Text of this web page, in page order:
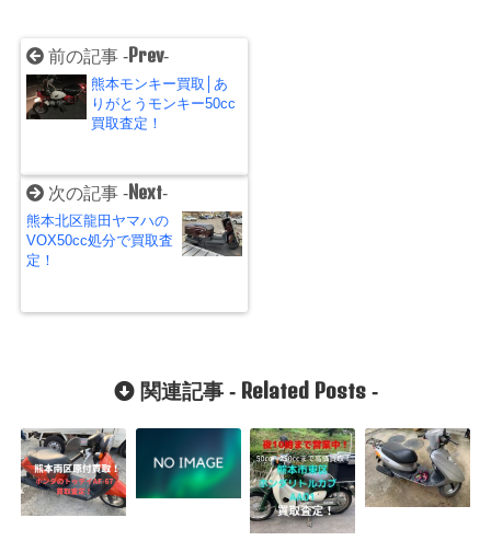
前の記事 -Prev-
熊本モンキー買取│あ
りがとうモンキー50cc
買取査定！
次の記事 -Next-
熊本北区龍田ヤマハの
VOX50cc処分で買取査
定！
関連記事 - Related Posts-